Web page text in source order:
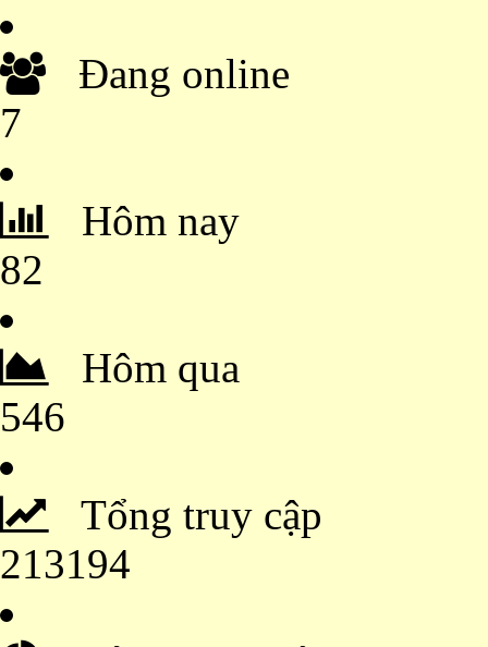
Đang online
7
Hôm nay
82
Hôm qua
546
Tổng truy cập
213194